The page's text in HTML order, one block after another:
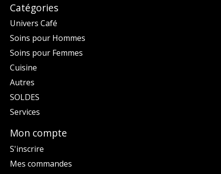
Catégories
Univers Café
Soins pour Hommes
Soins pour Femmes
Cuisine
Autres
SOLDES
Services
Mon compte
S'inscrire
Mes commandes